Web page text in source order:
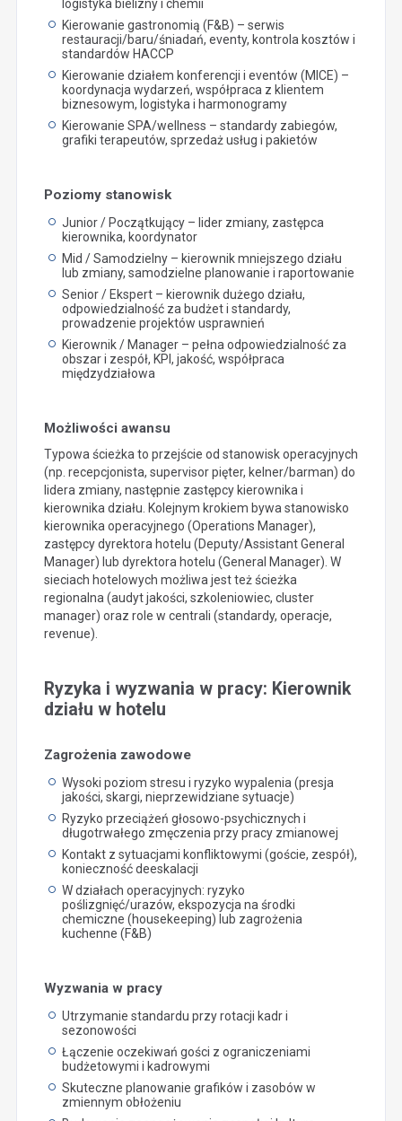
logistyka bielizny i chemii
Kierowanie gastronomią (F&B) – serwis
restauracji/baru/śniadań, eventy, kontrola kosztów i
standardów HACCP
Kierowanie działem konferencji i eventów (MICE) –
koordynacja wydarzeń, współpraca z klientem
biznesowym, logistyka i harmonogramy
Kierowanie SPA/wellness – standardy zabiegów,
grafiki terapeutów, sprzedaż usług i pakietów
Poziomy stanowisk
Junior / Początkujący – lider zmiany, zastępca
kierownika, koordynator
Mid / Samodzielny – kierownik mniejszego działu
lub zmiany, samodzielne planowanie i raportowanie
Senior / Ekspert – kierownik dużego działu,
odpowiedzialność za budżet i standardy,
prowadzenie projektów usprawnień
Kierownik / Manager – pełna odpowiedzialność za
obszar i zespół, KPI, jakość, współpraca
międzydziałowa
Możliwości awansu
Typowa ścieżka to przejście od stanowisk operacyjnych
(np. recepcjonista, supervisor pięter, kelner/barman) do
lidera zmiany, następnie zastępcy kierownika i
kierownika działu. Kolejnym krokiem bywa stanowisko
kierownika operacyjnego (Operations Manager),
zastępcy dyrektora hotelu (Deputy/Assistant General
Manager) lub dyrektora hotelu (General Manager). W
sieciach hotelowych możliwa jest też ścieżka
regionalna (audyt jakości, szkoleniowiec, cluster
manager) oraz role w centrali (standardy, operacje,
revenue).
Ryzyka i wyzwania w pracy: Kierownik
działu w hotelu
Zagrożenia zawodowe
Wysoki poziom stresu i ryzyko wypalenia (presja
jakości, skargi, nieprzewidziane sytuacje)
Ryzyko przeciążeń głosowo-psychicznych i
długotrwałego zmęczenia przy pracy zmianowej
Kontakt z sytuacjami konfliktowymi (goście, zespół),
konieczność deeskalacji
W działach operacyjnych: ryzyko
poślizgnięć/urazów, ekspozycja na środki
chemiczne (housekeeping) lub zagrożenia
kuchenne (F&B)
Wyzwania w pracy
Utrzymanie standardu przy rotacji kadr i
sezonowości
Łączenie oczekiwań gości z ograniczeniami
budżetowymi i kadrowymi
Skuteczne planowanie grafików i zasobów w
zmiennym obłożeniu